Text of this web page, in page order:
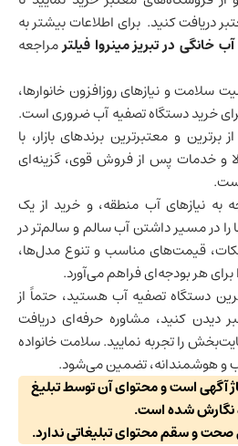
دریافت کنید. برای اطلاعات بیشتر به
خانگی در تبریز مینروا فیلترمراجعه
سلامت و نیازهای روزافزون خانوارها،
خرید دستگاه تصفیه آب ضروری است.
برترین و معتبرترین برندهای بازار، با
و خدمات پس از فروش قوی، گزینه‌ای
به نیازهای آب منطقه، و خرید از یک
در مسیر داشتن آب سالم و سالم‌تر در
نکات، قیمت‌های مناسب و تنوع مدل‌ها،
برای هر بودجه‌ای فراهم می‌آورد.
دستگاه تصفیه آب هستید، حتماً از
دیدن کنید، مشاوره حرفه‌ای دریافت
را تجربه نمایید. سلامت خانواده
و هوشمندانه، تضمین می‌شود.
آگهی است و محتوای آن توسط تبلیغ
نگارش شده است.
صحت و سقم محتوای تبلیغاتی ندارد.